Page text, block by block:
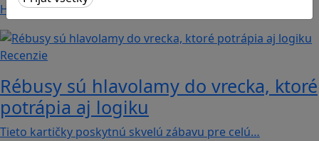
Hráči a hráčky sa stávajú používateľmi/kami…
Recenzie
Rébusy sú hlavolamy do vrecka, ktoré
potrápia aj logiku
Tieto kartičky poskytnú skvelú zábavu pre celú…